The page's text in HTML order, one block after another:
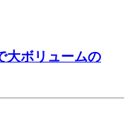
大ボリュームの